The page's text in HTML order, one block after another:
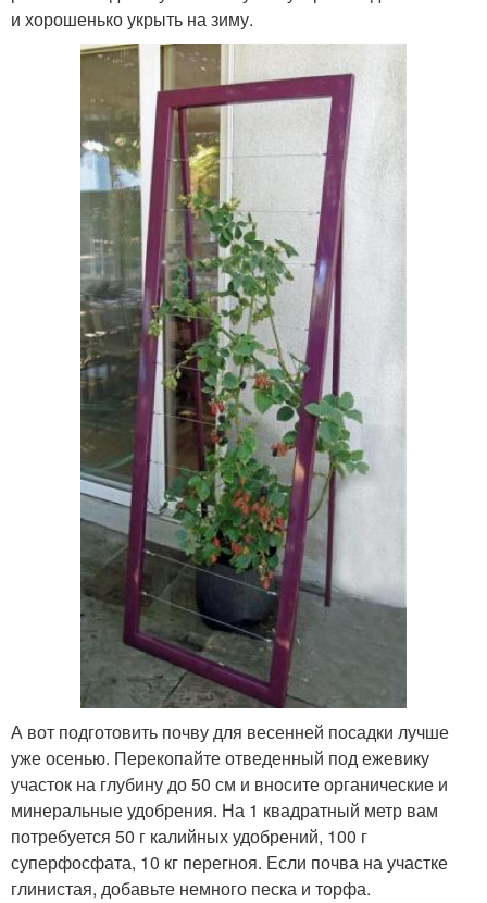
и хорошенько укрыть на зиму.
А вот подготовить почву для весенней посадки лучше
уже осенью. Перекопайте отведенный под ежевику
участок на глубину до 50 см и вносите органические и
минеральные удобрения. На 1 квадратный метр вам
потребуется 50 г калийных удобрений, 100 г
суперфосфата, 10 кг перегноя. Если почва на участке
глинистая, добавьте немного песка и торфа.